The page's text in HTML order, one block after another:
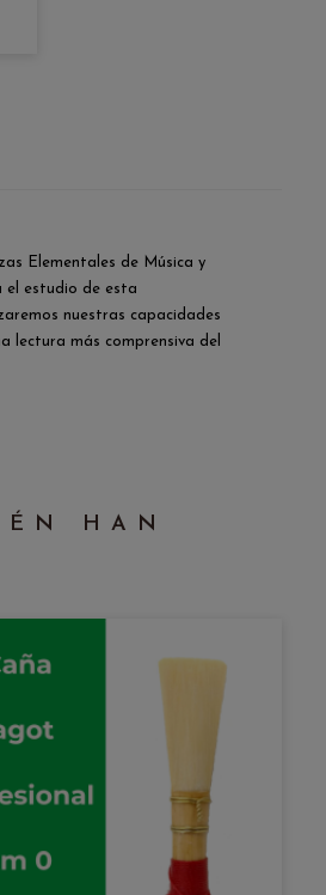
Elementales de Música y
el estudio de esta
nuestras capacidades
lectura más comprensiva del
HAN